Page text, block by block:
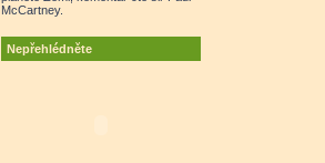
McCartney.
Nepřehlédněte